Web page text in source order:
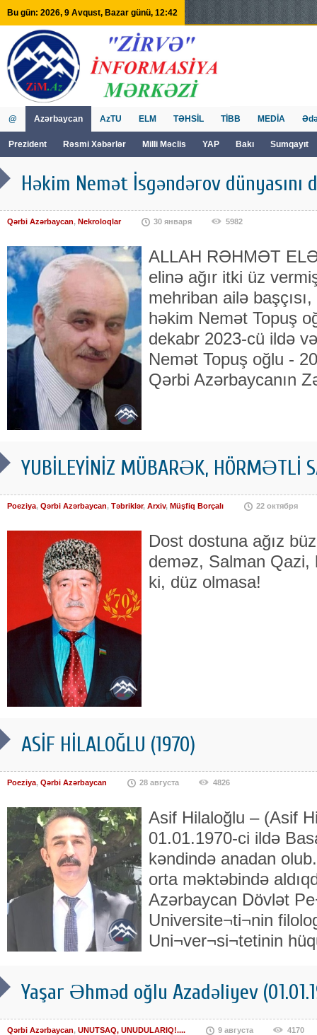
Bu gün: 2026, 9 Avqust, Bazar günü, 12:42
@ Azərbaycan
Prezident Rəsmi Xəbərlər Milli Məclis YAP Bakı Sumqayıt
AzTU ELM TƏHSİL TİBB MEDİA
Həkim Nemət İsgəndərov dünyasını
Qərbi Azərbaycan, Nekroloqlar 30 января 5982
ALLAH RƏHMƏT
elinə ağır itki üz
mehriban ailə
həkim Nemət Topuş
dekabr 2023-cü ildə
Nemət Topuş oğlu -
Qərbi Azərbaycanın
YUBİLEYİNİZ MÜBARƏK, HÖRMƏTLİ
Poeziya, Qərbi Azərbaycan, Təbriklər, Arxiv, Müşfiq Borçalı 22 октября
Dost dostuna ağız
deməz, Salman
ki, düz olmasa!
ASİF HİLALOĞLU (1970)
Poeziya, Qərbi Azərbaycan 28 августа 4826
Asif Hilaloğlu – (Asif
01.01.1970-ci ildə
kəndində anadan
orta məktəbində
Azərbaycan Dövlət
Universite¬ti¬nin
Uni¬ver¬si¬tetinin
Yaşar Əhməd oğlu Azadəliyev
Qərbi Azərbaycan, UNUTSAQ, UNUDULARIQ!.... 9 августа 4170